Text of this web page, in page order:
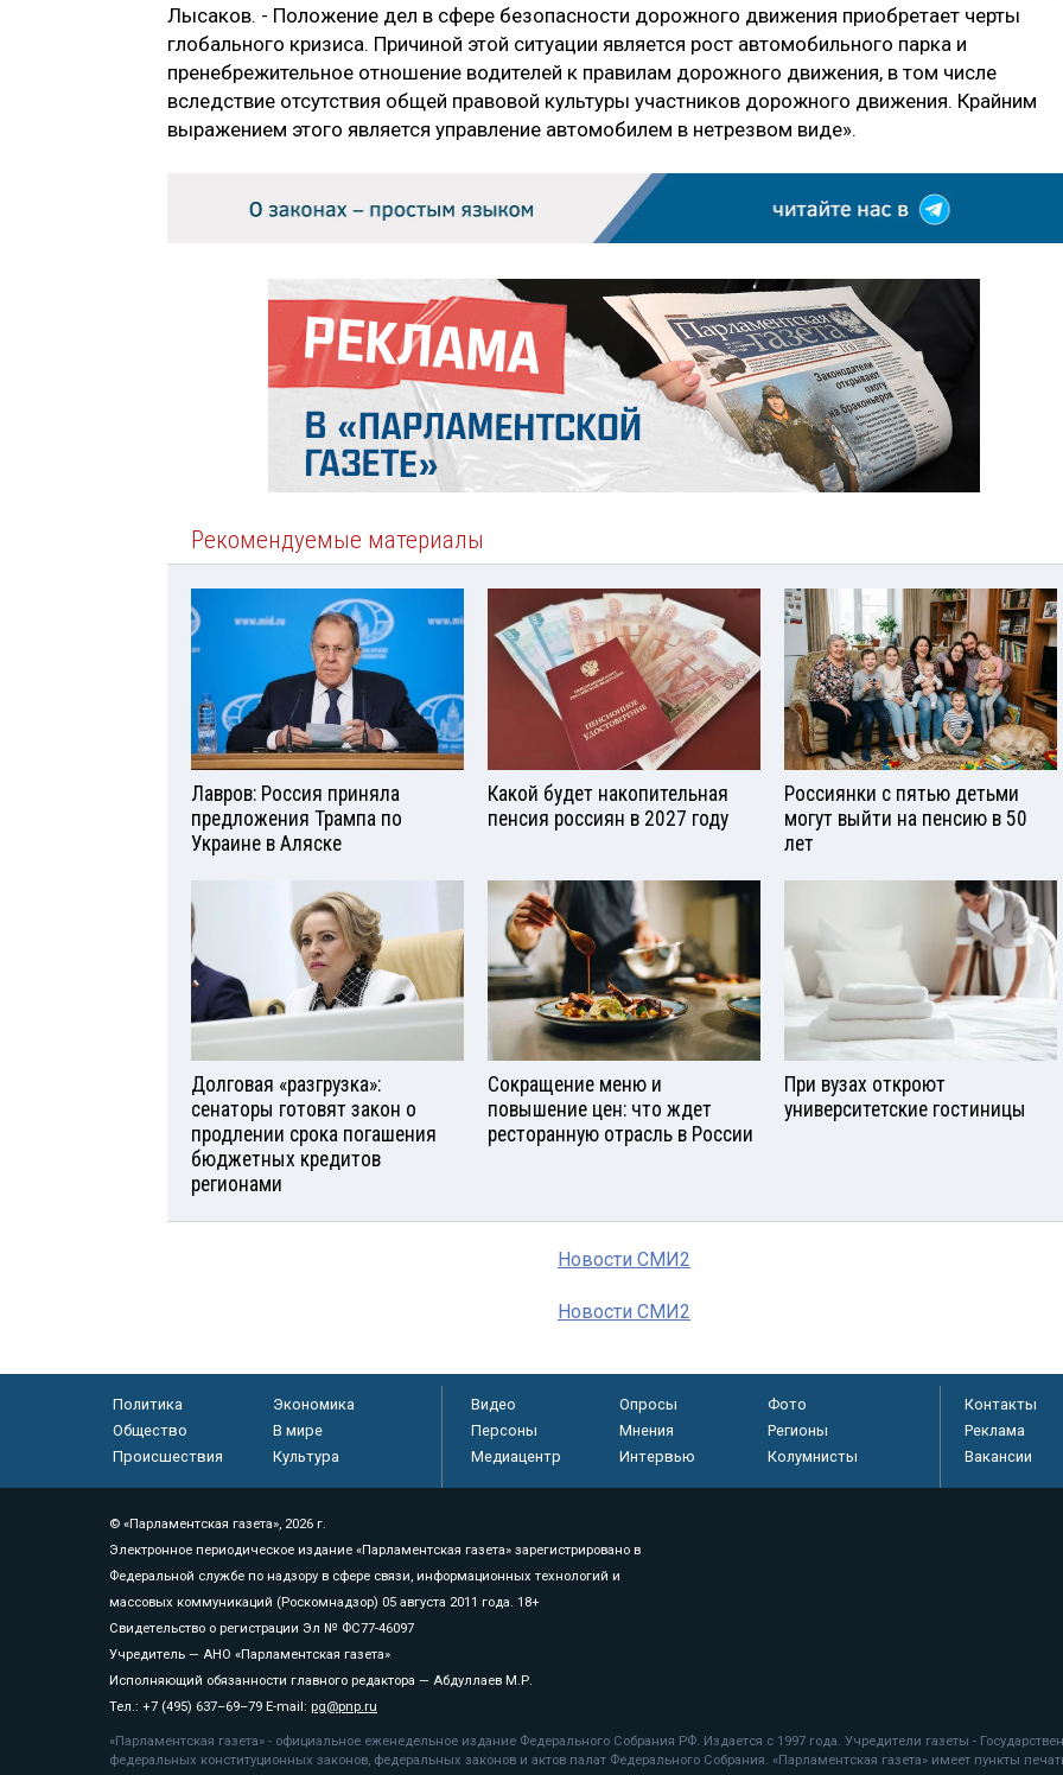
Лысаков. - Положение дел в сфере безопасности дорожного движения приобретает черты
глобального кризиса. Причиной этой ситуации является рост автомобильного парка и
пренебрежительное отношение водителей к правилам дорожного движения, в том числе
вследствие отсутствия общей правовой культуры участников дорожного движения. Крайним
выражением этого является управление автомобилем в нетрезвом виде».
Рекомендуемые материалы
Лавров: Россия приняла
предложения Трампа по
Украине в Аляске
Какой будет накопительная
пенсия россиян в 2027 году
Россиянки с пятью детьми
могут выйти на пенсию в 50
лет
Долговая «разгрузка»:
сенаторы готовят закон о
продлении срока погашения
бюджетных кредитов
регионами
Сокращение меню и
повышение цен: что ждет
ресторанную отрасль в России
При вузах откроют
университетские гостиницы
Новости СМИ2
Новости СМИ2
Политика
Экономика
Общество
В мире
Происшествия
Культура
Видео Опросы
Фото
Персоны
Мнения
Регионы
Медиацентр
Интервью Колумнисты
Контакты
Реклама
Вакансии
© «Парламентская газета», 2026 г.
Электронное периодическое издание «Парламентская газета» зарегистрировано в
Федеральной службе по надзору в сфере связи, информационных технологий и
массовых коммуникаций (Роскомнадзор) 05 августа 2011 года. 18+
Свидетельство о регистрации Эл № ФС77-46097
Учредитель — АНО «Парламентская газета»
Исполняющий обязанности главного редактора — Абдуллаев М.Р.
Тел.: +7 (495) 637–69–79 E-mail: pg@pnp.ru
«Парламентская газета» - официальное еженедельное издание Федерального Собрания РФ. Издается с 1997 года. Учредители газеты -
федеральных конституционных законов, федеральных законов и актов палат Федерального Собрания. «Парламентская газета» имеет пункты